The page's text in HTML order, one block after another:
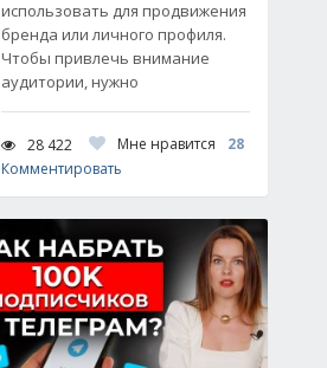
использовать для продвижения
бренда или личного профиля.
Чтобы привлечь внимание
аудитории, нужно
28 422 Мне нравится
28
Комментировать